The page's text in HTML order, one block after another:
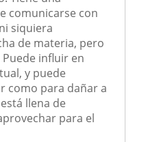
comunicarse con
siquiera
de materia, pero
influir en
y puede
como para dañar a
llena de
para el